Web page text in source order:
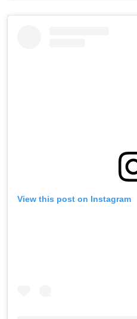
View this post on Instagram